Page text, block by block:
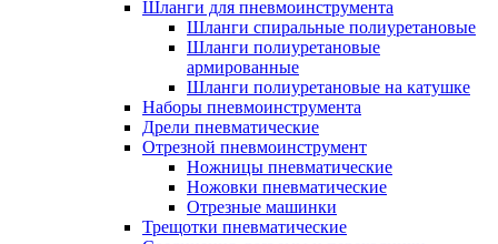
Шланги для пневмоинструмента
Шланги спиральные полиуретановые
Шланги полиуретановые
армированные
Шланги полиуретановые на катушке
Наборы пневмоинструмента
Дрели пневматические
Отрезной пневмоинструмент
Ножницы пневматические
Ножовки пневматические
Отрезные машинки
Трещотки пневматические